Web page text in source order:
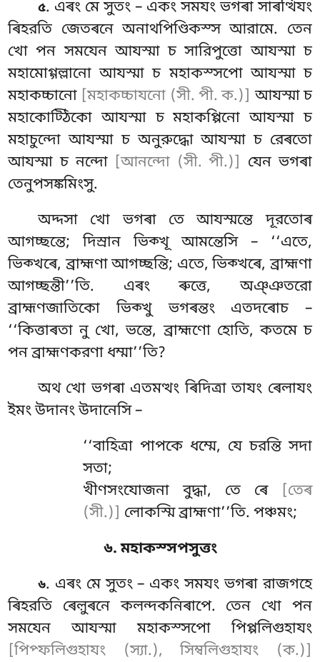
৫. এৰং মে সুতং – একং সমযং ভগৰা সাৰত্থিযং
ৰিহরতি জেতৰনে অনাথপিণ্ডিকস্স আরামে. তেন
খো পন সমযেন আযস্মা চ সারিপুত্তো আযস্মা চ
মহামোগ্গল্লানো আযস্মা চ মহাকস্সপো আযস্মা চ
মহাকচ্চানো [মহাকচ্চাযনো (সী. পী. ক.)] আযস্মা চ
মহাকোট্ঠিকো আযস্মা চ মহাকপ্পিনো আযস্মা চ
মহাচুন্দো আযস্মা চ অনুরুদ্ধো আযস্মা চ রেৰতো
আযস্মা চ নন্দো [আনন্দো (সী. পী.)] যেন ভগৰা
তেনুপসঙ্কমিংসু.
অদ্দসা খো ভগৰা তে আযস্মন্তে দূরতোৰ
আগচ্ছন্তে; দিস্ৰান ভিক্খূ আমন্তেসি – ‘‘এতে,
ভিক্খৰে, ব্রাহ্মণা আগচ্ছন্তি; এতে, ভিক্খৰে, ব্রাহ্মণা
আগচ্ছন্তী’’তি. এৰং ৰুত্তে, অঞ্ঞতরো
ব্রাহ্মণজাতিকো ভিক্খু ভগৰন্তং এতদৰোচ –
‘‘কিত্তাৰতা নু খো, ভন্তে, ব্রাহ্মণো হোতি, কতমে চ
পন ব্রাহ্মণকরণা ধম্মা’’তি?
অথ খো ভগৰা এতমত্থং ৰিদিত্ৰা তাযং ৰেলাযং
ইমং উদানং উদানেসি –
‘‘বাহিত্ৰা পাপকে ধম্মে, যে চরন্তি সদা
সতা;
খীণসংযোজনাবুদ্ধা, তে ৰে
[তেৰ
(সী.)] লোকস্মি ব্রাহ্মণা’’তি. পঞ্চমং;
৬. মহাকস্সপসুত্তং
৬. এৰং মে সুতং – একং সমযং ভগৰা রাজগহে
ৰিহরতি ৰেল়ুৰনে কলন্দকনিৰাপে. তেন খো পন
সমযেন আযস্মা মহাকস্সপো পিপ্পলিগুহাযং
[পিপ্ফলিগুহাযং (স্যা.), সিম্বলিগুহাযং (ক.)]